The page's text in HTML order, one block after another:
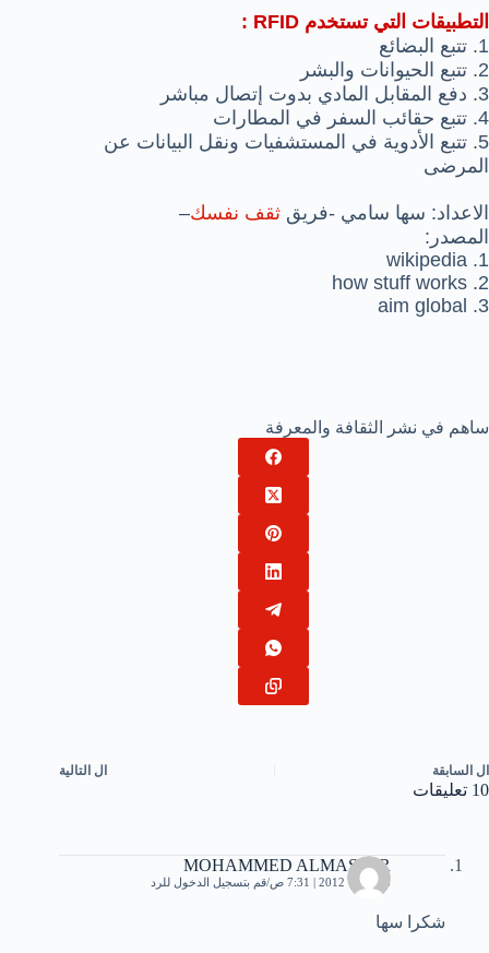
التطبيقات التي تستخدم RFID :
1. تتبع البضائع
2. تتبع الحيوانات والبشر
3. دفع المقابل المادي بدوت إتصال مباشر
4. تتبع حقائب السفر في المطارات
5. تتبع الأدوية في المستشفيات ونقل البيانات عن
المرضى
الاعداد: سها سامي -فريق ثقف نفسك–
المصدر:
1. wikipedia
2. how stuff works
3. aim global
ساهم في نشر الثقافة والمعرفة
ال السابقة ال التالية
10 تعليقات
MOHAMMED ALMASFER
6 أكتوبر، 2012 | 7:31 ص قم بتسجيل الدخول للرد
شكرا سها